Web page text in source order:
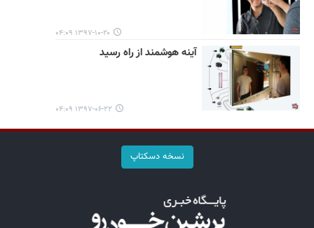
۱۳۹۷-۱۰-۲۰ ۰۴:۰۹
آینه هوشمند از راه رسید
۱۳۹۷-۰۶-۲۲ ۰۴:۰۹
نسخه دسکتاپ